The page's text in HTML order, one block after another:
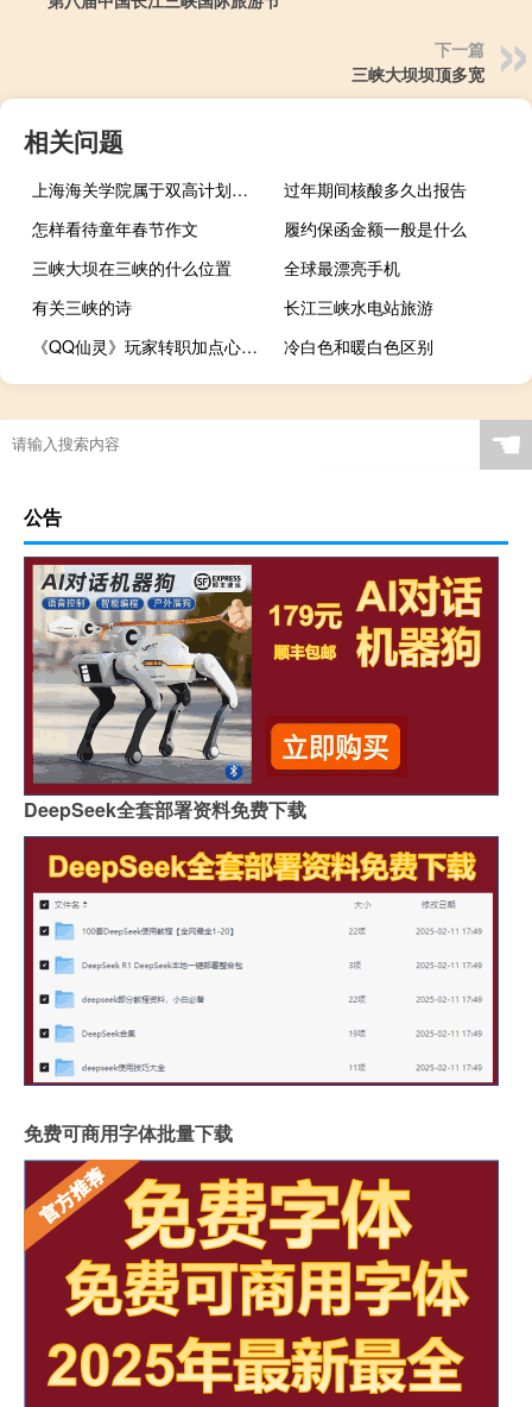
下一篇
三峡大坝坝顶多宽
相关问题
上海海关学院属于双高计划院校吗
过年期间核酸多久出报告
怎样看待童年春节作文
履约保函金额一般是什么
三峡大坝在三峡的什么位置
全球最漂亮手机
有关三峡的诗
长江三峡水电站旅游
《QQ仙灵》玩家转职加点心得（《QQ仙灵》玩家转职加点心得）
冷白色和暖白色区别
☚
公告
DeepSeek全套部署资料免费下载
免费可商用字体批量下载